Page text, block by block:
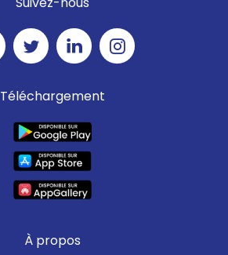
Téléchargement
À propos